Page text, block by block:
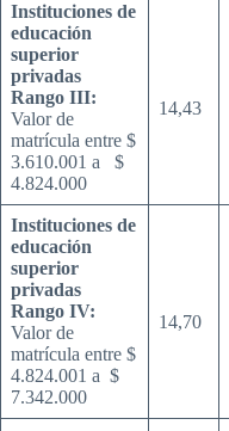
Instituciones de
educación
superior
privadas
Rango III:
Valor de
matrícula entre $
3.610.001 a $
4.824.000
14,43
Instituciones de
educación
superior
privadas
Rango IV:
Valor de
matrícula entre $
4.824.001 a $
7.342.000
14,70